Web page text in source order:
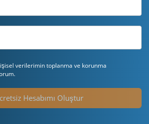
verilerimin toplanma ve korunma
Hesabımı Oluştur